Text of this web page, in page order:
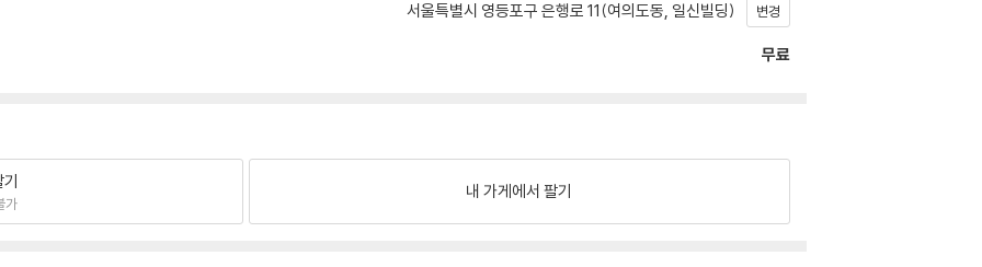
서울특별시 영등포구 은행로 11(여의도동, 일신빌딩) 변경
무료
가
내 가게에서 팔기